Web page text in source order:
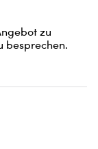
zu
besprechen.